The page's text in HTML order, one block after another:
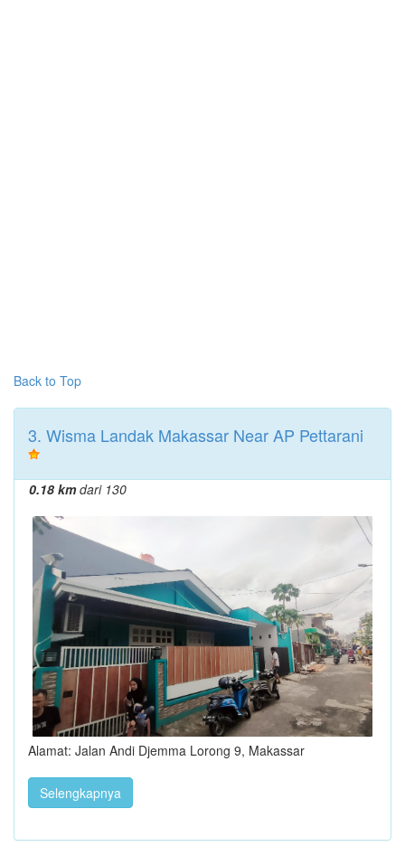
Back to Top
3. Wisma Landak Makassar Near AP Pettarani
0.18 kmdari 130
Alamat: Jalan Andi Djemma Lorong 9, Makassar
Selengkapnya